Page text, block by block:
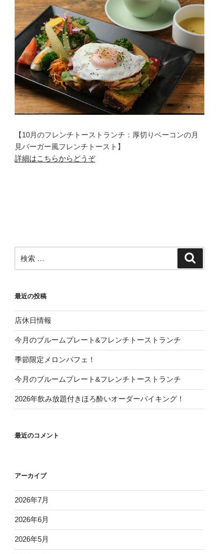
【10月のフレンチトーストランチ：厚切りベーコンの月
見バーガー風フレンチトースト】
詳細はこちらからどうぞ
索:
最近の投稿
店休日情報
今月のブルームプレート&フレンチトーストランチ
季節限定メロンパフェ！
今月のブルームプレート&フレンチトーストランチ
2026年飲み放題付きほろ酔いオーダーバイキング！
最近のコメント
アーカイブ
2026年7月
2026年6月
2026年5月